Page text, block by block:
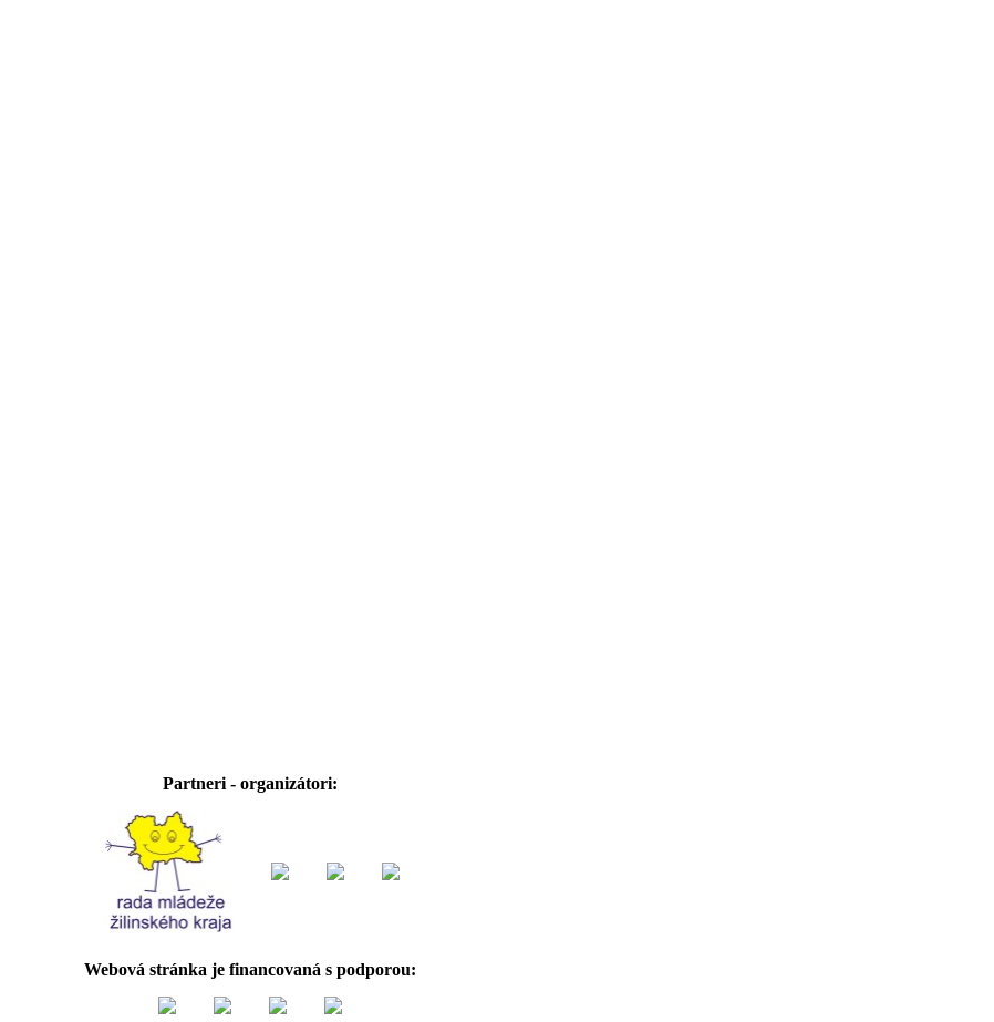
Partneri - organizátori:
Webová stránka je financovaná s podporou: